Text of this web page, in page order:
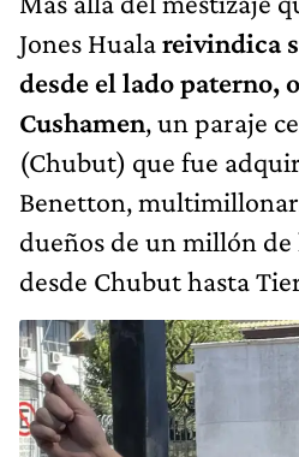
Jones Hualareivindica
desde el lado paterno,
Cushamen, un paraje
(Chubut) que fue
Benetton,
dueños de un millón de
desde Chubut hasta